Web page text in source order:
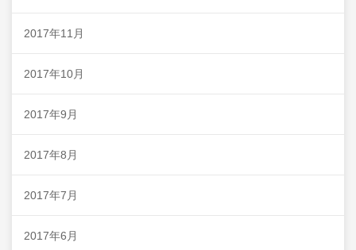
2017年11月
2017年10月
2017年9月
2017年8月
2017年7月
2017年6月